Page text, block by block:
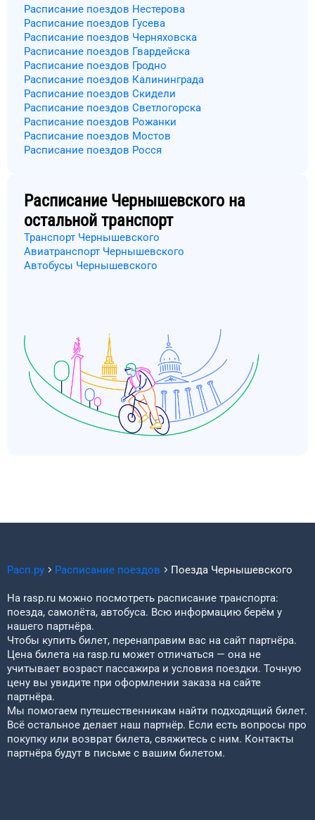
Расписание поездов Нестерова
Расписание поездов Гусева
Расписание поездов Черняховска
Расписание поездов Гвардейска
Расписание поездов Гродно
Расписание поездов Калининграда
Расписание поездов Скидели
Расписание поездов Светлогорска
Расписание поездов Рожанки
Расписание поездов Мостов
Расписание поездов Росся
Расписание Чернышевского на
остальной транспорт
Транспорт Чернышевского
Авиатранспорт Чернышевского
Автобусы Чернышевского
Расп.ру Расписание поездов Поезда Чернышевского
На rasp.ru можно посмотреть расписание транспорта:
поезда, самолёта, автобуса. Всю информацию берём у
нашего партнёра.
Чтобы купить билет, перенаправим вас на сайт партнёра.
Цена билета на rasp.ru может отличаться — она не
учитывает возраст пассажира и условия поездки. Точную
цену вы увидите при оформлении заказа на сайте
партнёра.
Мы помогаем путешественникам найти подходящий билет.
Всё остальное делает наш партнёр. Если есть вопросы про
покупку или возврат билета, свяжитесь с ним. Контакты
партнёра будут в письме с вашим билетом.